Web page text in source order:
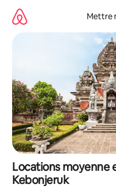
directement
contenu
Mettre
Locations moyenne
Kebonjeruk